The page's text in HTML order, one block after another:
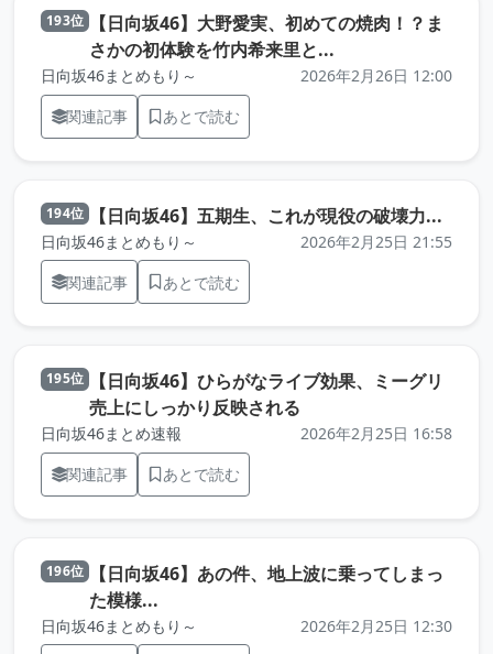
193位
【日向坂46】大野愛実、初めての焼肉！？ま
さかの初体験を竹内希来里と...
日向坂46まとめもり～
2026年2月26日 12:00
関連記事
あとで読む
194位 【日向坂46】五期生、これが現役の破壊力...
日向坂46まとめもり～
2026年2月25日 21:55
関連記事
あとで読む
195位
【日向坂46】ひらがなライブ効果、ミーグリ
売上にしっかり反映される
日向坂46まとめ速報
2026年2月25日 16:58
関連記事
あとで読む
196位
【日向坂46】あの件、地上波に乗ってしまっ
た模様...
日向坂46まとめもり～
2026年2月25日 12:30